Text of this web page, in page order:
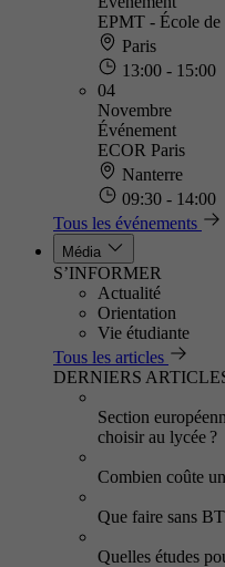
EPMT - École de
Paris
13:00 - 15:00
04
Novembre
Événement
ECOR Paris
Nanterre
09:30 - 14:00
Tous les événements
Média
S’INFORMER
Actualité
Orientation
Vie étudiante
Tous les articles
DERNIERS
Section
choisir au lycée ?
Combien coûte
Que faire sans
Quelles études